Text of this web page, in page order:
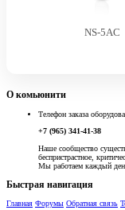
NS-5AC
О комьюнити
Телефон заказа
+7 (965) 341-41-38
Наше сообщество
беспристрастное,
Мы работаем каждый
Быстрая навигация
Главная Форумы Обратная связь